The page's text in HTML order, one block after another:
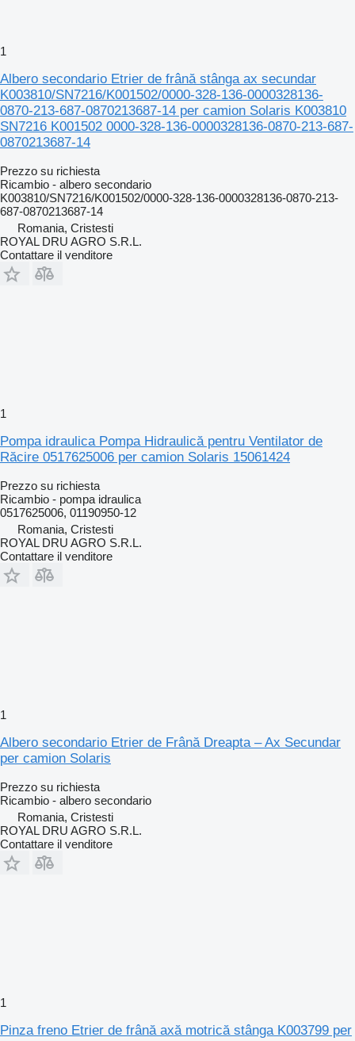
1
Albero secondario Etrier de frână stânga ax secundar
K003810/SN7216/K001502/0000-328-136-0000328136-
0870-213-687-0870213687-14 per camion Solaris K003810
SN7216 K001502 0000-328-136-0000328136-0870-213-687-
0870213687-14
Prezzo su richiesta
Ricambio - albero secondario
K003810/SN7216/K001502/0000-328-136-0000328136-0870-213-
687-0870213687-14
Romania, Cristesti
ROYAL DRU AGRO S.R.L.
Contattare il venditore
1
Pompa idraulica Pompa Hidraulică pentru Ventilator de
Răcire 0517625006 per camion Solaris 15061424
Prezzo su richiesta
Ricambio - pompa idraulica
0517625006, 01190950-12
Romania, Cristesti
ROYAL DRU AGRO S.R.L.
Contattare il venditore
1
Albero secondario Etrier de Frână Dreapta – Ax Secundar
per camion Solaris
Prezzo su richiesta
Ricambio - albero secondario
Romania, Cristesti
ROYAL DRU AGRO S.R.L.
Contattare il venditore
1
Pinza freno Etrier de frână axă motrică stânga K003799 per